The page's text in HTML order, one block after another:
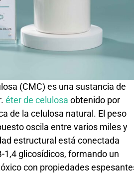
(CMC) es una sustancia de
éter de celulosa obtenido por
de la celulosa natural. El peso
oscila entre varios miles y
estructural está conectada
1,4 glicosídicos, formando un
con propiedades